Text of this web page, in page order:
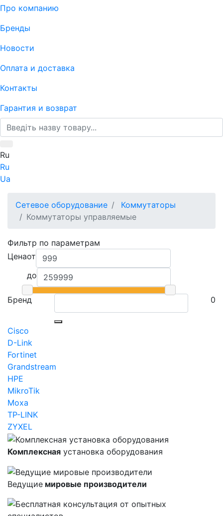
Про компанию
Бренды
Новости
Оплата и доставка
Контакты
Гарантия и возврат
Ru
Ru
Ua
Сетевое оборудование
Коммутаторы
Коммутаторы управляемые
Фильтр по параметрам
Ценаот
до
Бренд 0
Cisco
D-Link
Fortinet
Grandstream
HPE
MikroTik
Moxa
TP-LINK
ZYXEL
Комплексная установка оборудования
Ведущие мировые производители